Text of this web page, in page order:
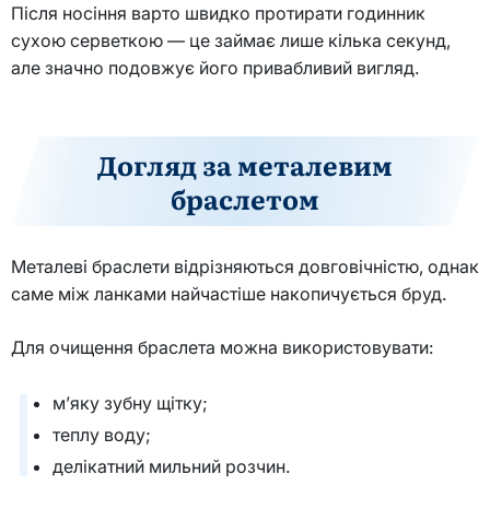
Після носіння варто швидко протирати годинник
сухою серветкою — це займає лише кілька секунд,
але значно подовжує його привабливий вигляд.
Догляд за металевим
браслетом
Металеві браслети відрізняються довговічністю, однак
саме між ланками найчастіше накопичується бруд.
Для очищення браслета можна використовувати:
м’яку зубну щітку;
теплу воду;
делікатний мильний розчин.